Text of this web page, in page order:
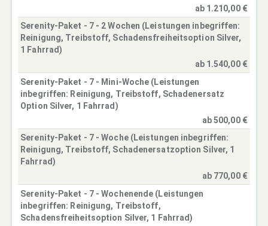
ab 1.210,00 €
Serenity-Paket - 7 - 2 Wochen (Leistungen inbegriffen:
Reinigung, Treibstoff, Schadensfreiheitsoption Silver,
1 Fahrrad)
ab 1.540,00 €
Serenity-Paket - 7 - Mini-Woche (Leistungen
inbegriffen: Reinigung, Treibstoff, Schadenersatz
Option Silver, 1 Fahrrad)
ab 500,00 €
Serenity-Paket - 7 - Woche (Leistungen inbegriffen:
Reinigung, Treibstoff, Schadenersatzoption Silver, 1
Fahrrad)
ab 770,00 €
Serenity-Paket - 7 - Wochenende (Leistungen
inbegriffen: Reinigung, Treibstoff,
Schadensfreiheitsoption Silver, 1 Fahrrad)